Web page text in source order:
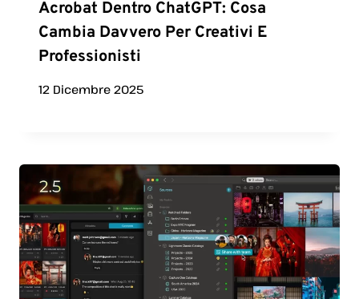
Acrobat Dentro ChatGPT: Cosa
Cambia Davvero Per Creativi E
Professionisti
12 Dicembre 2025